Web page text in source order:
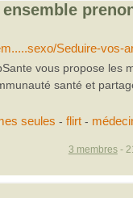
Seduire-vos-
vous propose les
santé et
seules - flirt -
3 membres-